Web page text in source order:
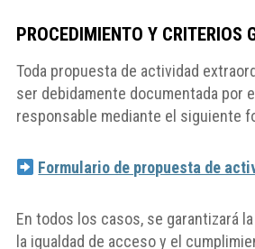
PROCEDIMIENTO Y CRITERIOS
Toda propuesta de actividad
ser debidamente documentada por
responsable mediante el siguiente
Formulario de propuesta de
En todos los casos, se garantizará
la igualdad de acceso y el